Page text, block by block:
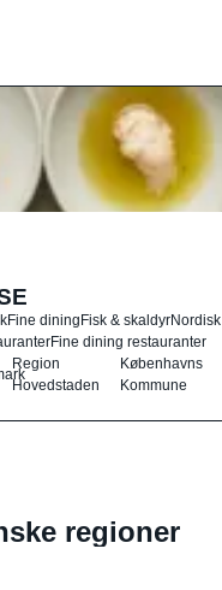
Fine diningFisk & skaldyrNordisk
Fine dining restauranter
Region
Hovedstaden
Københavns
Kommune
regioner